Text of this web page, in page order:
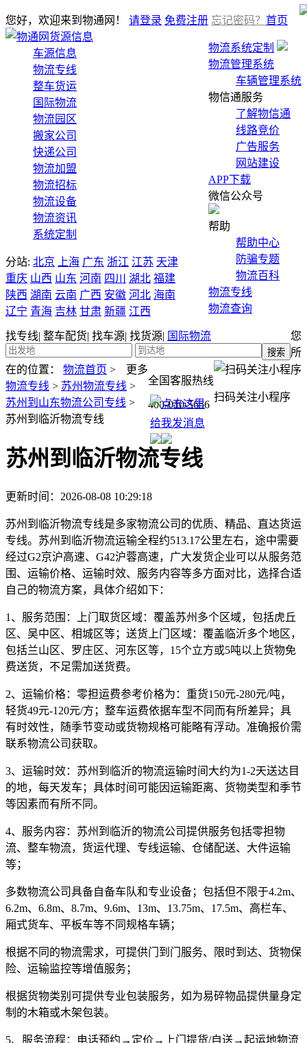
您好，欢迎来到物通网！ 请登录 免费注册 忘记密码？
物流系统定制
物流管理系统
车辆管理系统
物信通服务
了解物信通
线路竞价
广告服务
网站建设
APP下载
微信公众号
帮助
帮助中心
防骗专题
物流百科
物流专线
物流查询
找专线| 整车配货| 找车源| 找货源| 国际物流
全国客服热线
400-010-5656
扫码关注小程序
首页
货源信息
车源信息
物流专线
整车货运
国际物流
物流园区
搬家公司
快递公司
物流加盟
物流招标
物流设备
物流资讯
系统定制
分站: 北京 上海 广东 浙江 江苏 天津
重庆 山西 山东 河南 四川 湖北 福建
陕西 湖南 云南 广西 安徽 河北 海南
辽宁 青海 吉林 甘肃 新疆 江西
更多
您
所
在的位置：
物流首页 >
物流专线 > 苏州物流专线 >
苏州到山东物流公司专线 >
苏州到临沂物流专线
苏州到临沂物流专线
更新时间：2026-08-08 10:29:18
苏州到临沂物流专线是多家物流公司的优质、精品、直达货运
专线。苏州到临沂物流运输全程约513.17公里左右，途中需要
经过G2京沪高速、G42沪蓉高速，广大发货企业可以从服务范
围、运输价格、运输时效、服务内容等多方面对比，选择合适
自己的物流方案，具体介绍如下：
1、服务范围：
上门取货区域：覆盖苏州多个区域，包括虎丘
区、吴中区、相城区等；送货上门区域：覆盖临沂多个地区，
包括兰山区、罗庄区、河东区等，15个立方或5吨以上货物免
费送货，不足需加送货费。
2、运输价格： 零担运费参考价格为： 重货150元-280元/吨，
轻货49元-120元/方 ；整车运费依据车型不同而有所差异；具
有时效性，随季节变动或货物规格可能略有浮动。准确报价需
联系物流公司获取。
3、运输时效： 苏州到临沂的物流运输时间大约为1-2天送达目
的地，每天发车；具体时间可能因运输距离、货物类型和季节
等因素而有所不同。
4、服务内容： 苏州到临沂的物流公司提供服务包括零担物
流、整车物流，货运代理、专线运输、仓储配送、大件运输
等；
多数物流公司具备自备车队和专业设备；包括但不限于4.2m、
6.2m、6.8m、8.7m、9.6m、13m、13.75m、17.5m、高栏车、
厢式货车、平板车等不同规格车辆；
根据不同的物流需求，可提供门到门服务、限时到达、货物保
险、运输监控等增值服务；
根据货物类别可提供专业包装服务，如为易碎物品提供量身定
制的木箱或木架包装。
5、服务流程：
电话预约→定价→上门提货/自送→起运地物流